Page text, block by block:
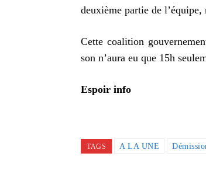
deuxième partie de
Cette coalition
son n’aura eu que 15h
Espoir info
TAGS A LA UNE